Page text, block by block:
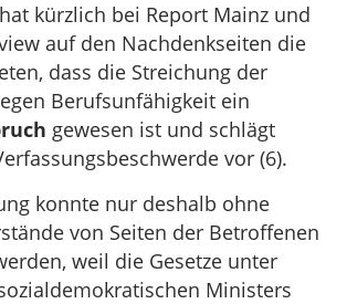
kürzlich bei Report Mainz und
auf den Nachdenkseiten die
dass die Streichung der
Berufsunfähigkeit ein
gewesen ist und schlägt
vor (6).
konnte nur deshalb ohne
von Seiten der Betroffenen
weil die Gesetze unter
Ministers